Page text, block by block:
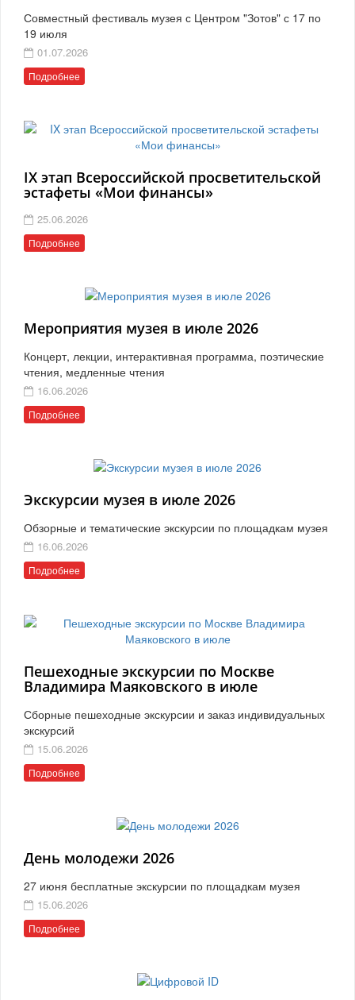
Совместный фестиваль музея с Центром "Зотов" с 17 по
19 июля
01.07.2026
Подробнее
IX этап Всероссийской просветительской
эстафеты «Мои финансы»
25.06.2026
Подробнее
Мероприятия музея в июле 2026
Концерт, лекции, интерактивная программа, поэтические
чтения, медленные чтения
16.06.2026
Подробнее
Экскурсии музея в июле 2026
Обзорные и тематические экскурсии по площадкам музея
16.06.2026
Подробнее
Пешеходные экскурсии по Москве
Владимира Маяковского в июле
Сборные пешеходные экскурсии и заказ индивидуальных
экскурсий
15.06.2026
Подробнее
День молодежи 2026
27 июня бесплатные экскурсии по площадкам музея
15.06.2026
Подробнее